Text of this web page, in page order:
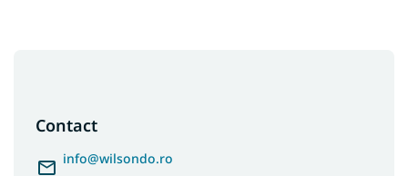
Contact
info@wilsondo.ro